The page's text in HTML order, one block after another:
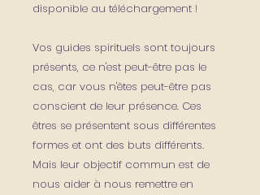
disponible au téléchargement !
Vos guides spirituels sont toujours
présents, ce n'est peut-être pas le
cas, car vous n'êtes peut-être pas
conscient de leur présence. Ces
êtres se présentent sous différentes
formes et ont des buts différents.
Mais leur objectif commun est de
nous aider à nous remettre en